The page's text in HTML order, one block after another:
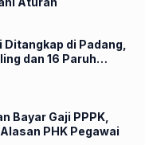
di Padang,
dan 16 Paruh
Bayar Gaji PPPK,
PHK Pegawai